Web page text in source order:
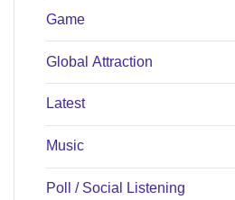
Game
Global Attraction
Latest
Music
Poll / Social Listening